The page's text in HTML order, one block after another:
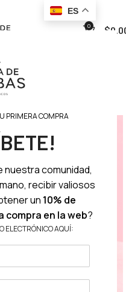
PRIMERA COMPRA
comunidad,
recibir valiosos
un 10% de
compra en la web?
ELECTRÓNICO AQUÍ:
0 $
ES